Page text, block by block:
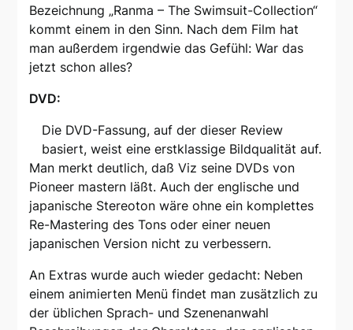
Bezeichnung „Ranma – The Swimsuit-Collection“
kommt einem in den Sinn. Nach dem Film hat
man außerdem irgendwie das Gefühl: War das
jetzt schon alles?
DVD:
Die DVD-Fassung, auf der dieser Review
basiert, weist eine erstklassige Bildqualität auf.
Man merkt deutlich, daß Viz seine DVDs von
Pioneer mastern läßt. Auch der englische und
japanische Stereoton wäre ohne ein komplettes
Re-Mastering des Tons oder einer neuen
japanischen Version nicht zu verbessern.
An Extras wurde auch wieder gedacht: Neben
einem animierten Menü findet man zusätzlich zu
der üblichen Sprach- und Szenenanwahl